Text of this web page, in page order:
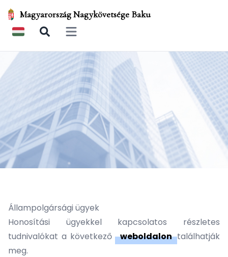
Magyarország Nagykövetsége Baku
Open main menu
Állampolgársági ügyek
Honosítási ügyekkel kapcsolatos részletes
tudnivalókat a következő weboldalon találhatják
meg.